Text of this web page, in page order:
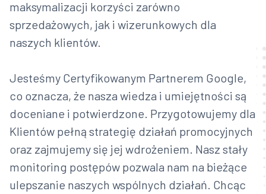
maksymalizacji korzyści zarówno
sprzedażowych, jak i wizerunkowych dla
naszych klientów.
Jesteśmy Certyfikowanym Partnerem Google,
co oznacza, że nasza wiedza i umiejętności są
doceniane i potwierdzone. Przygotowujemy dla
Klientów pełną strategię działań promocyjnych
oraz zajmujemy się jej wdrożeniem. Nasz stały
monitoring postępów pozwala nam na bieżące
ulepszanie naszych wspólnych działań. Chcąc